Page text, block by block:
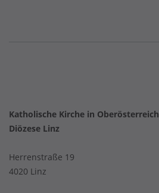
Katholische Kirche in Oberösterreich
Diözese Linz
Herrenstraße 19
4020 Linz